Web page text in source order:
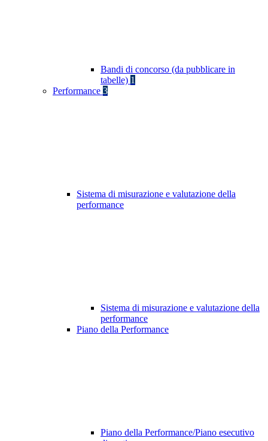
Bandi di concorso (da pubblicare in
tabelle) 1
Performance 3
Sistema di misurazione e valutazione della
performance
Sistema di misurazione e valutazione della
performance
Piano della Performance
Piano della Performance/Piano esecutivo